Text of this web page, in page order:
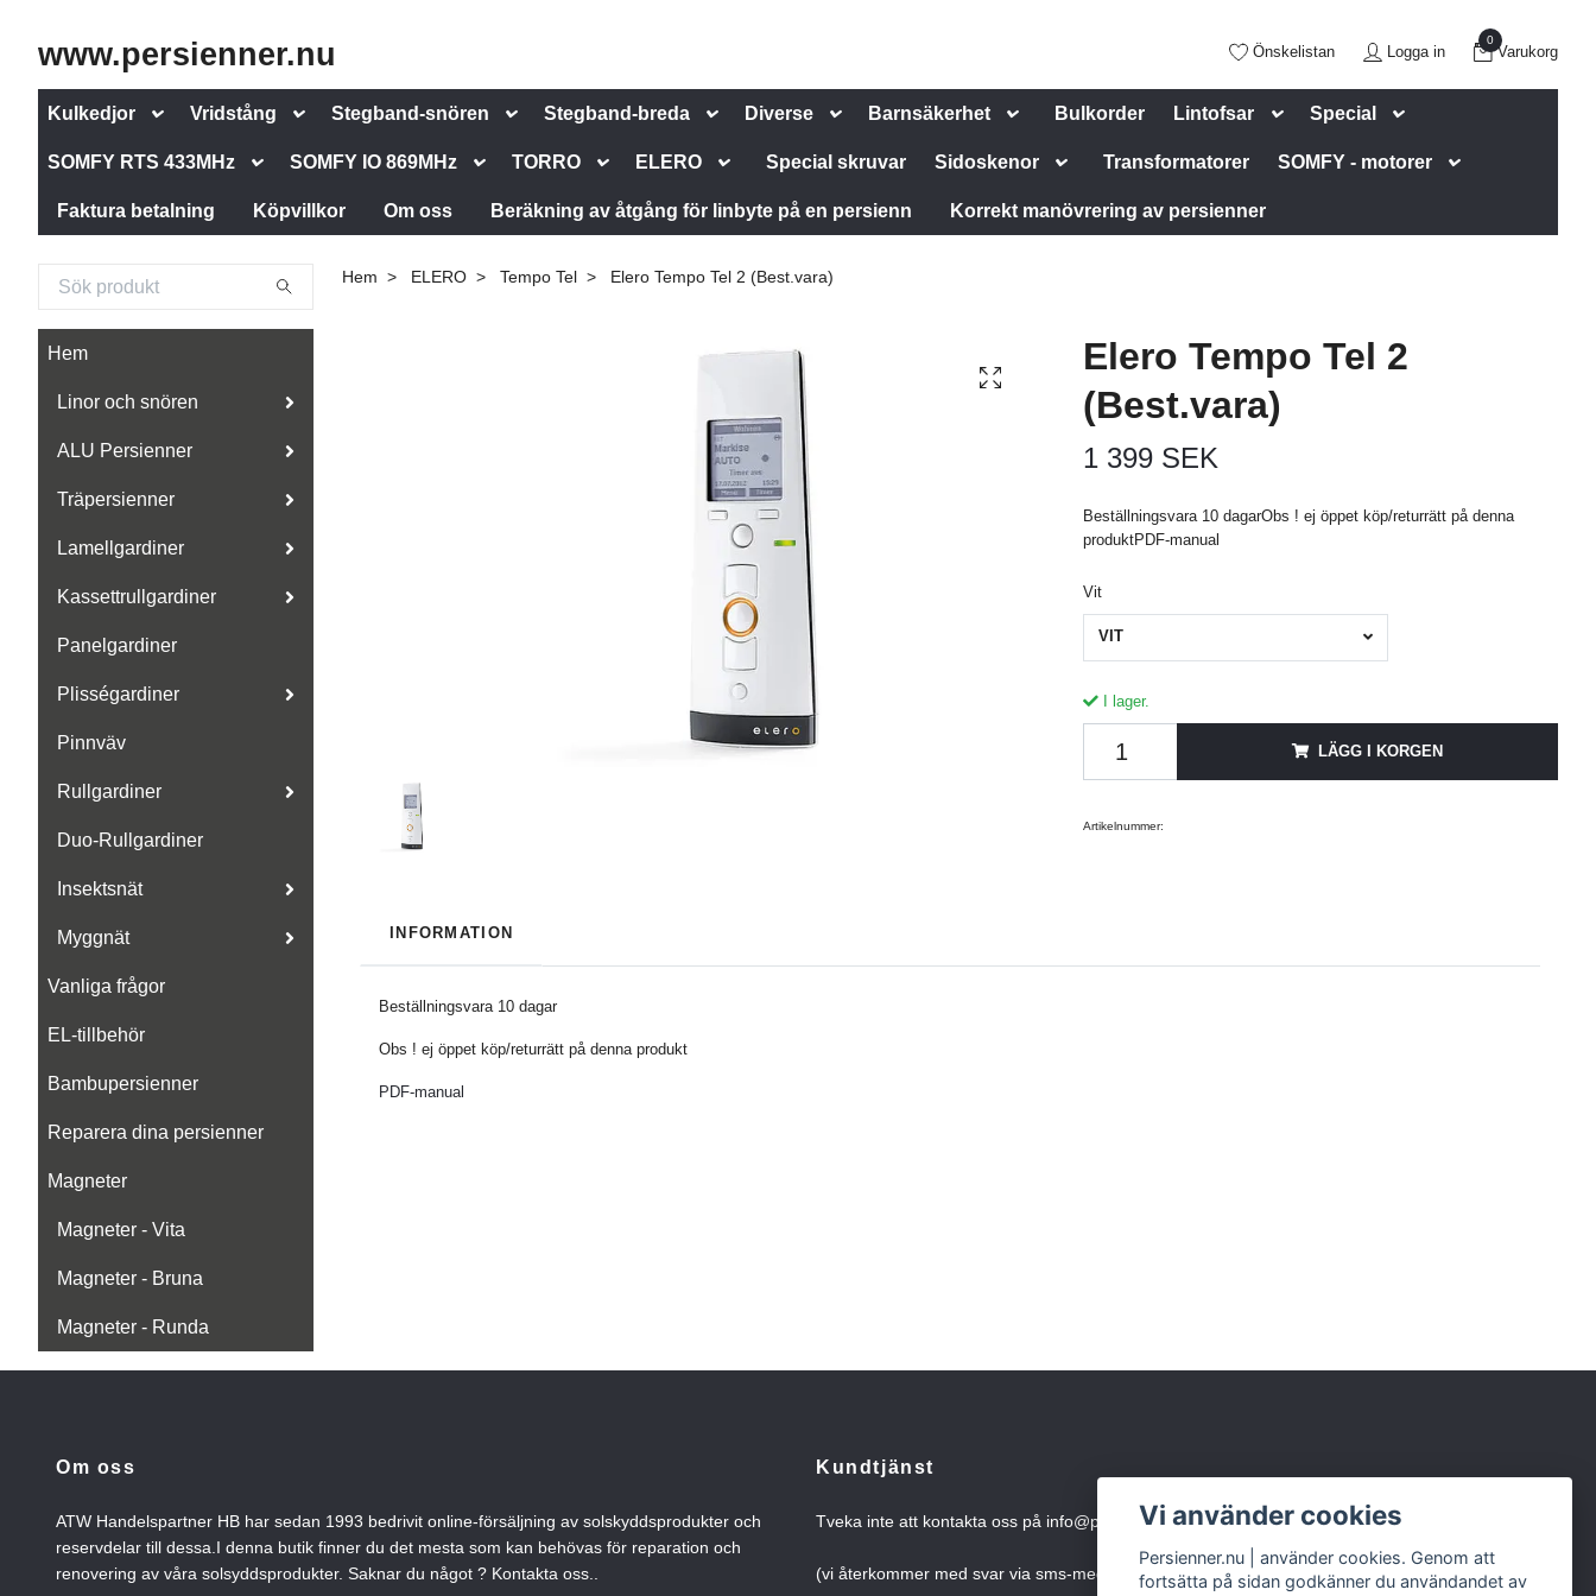
www.persienner.nu Önskelistan Logga in
0
Varukorg
Kulkedjor Vridstång Stegband-snören Stegband-breda Diverse Barnsäkerhet Bulkorder Lintofsar Special
SOMFY RTS 433MHz SOMFY IO 869MHz TORRO ELERO Special skruvar Sidoskenor Transformatorer SOMFY - motorer
Faktura betalning Köpvillkor Om oss Beräkning av åtgång för linbyte på en persienn Korrekt manövrering av persienner
Hem
Linor och snören
ALU Persienner
Träpersienner
Lamellgardiner
Kassettrullgardiner
Panelgardiner
Plisségardiner
Pinnväv
Rullgardiner
Duo-Rullgardiner
Insektsnät
Myggnät
Vanliga frågor
EL-tillbehör
Bambupersienner
Reparera dina persienner
Magneter
Magneter - Vita
Magneter - Bruna
Magneter - Runda
Hem ELERO Tempo Tel Elero Tempo Tel 2 (Best.vara)
Elero Tempo Tel 2
(Best.vara)
1 399 SEK
Beställningsvara 10 dagarObs ! ej öppet köp/returrätt på denna
produktPDF-manual
Vit
VIT
I lager.
LÄGG I KORGEN
Artikelnummer:
INFORMATION
Beställningsvara 10 dagar
Obs ! ej öppet köp/returrätt på denna produkt
PDF-manual
Om oss
ATW Handelspartner HB har sedan 1993 bedrivit online-försäljning av solskyddsprodukter och
reservdelar till dessa.I denna butik finner du det mesta som kan behövas för reparation och
renovering av våra solsyddsprodukter. Saknar du något ? Kontakta oss..
Kundtjänst
Tveka inte att kontakta oss på info@persienner.nueller skicka SMS till 0760-210 423
(vi återkommer med svar via sms-meddelande)
Vi använder cookies
Persienner.nu | använder cookies. Genom att
fortsätta på sidan godkänner du användandet av